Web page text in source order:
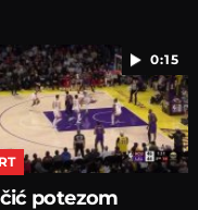
0:15
potezom